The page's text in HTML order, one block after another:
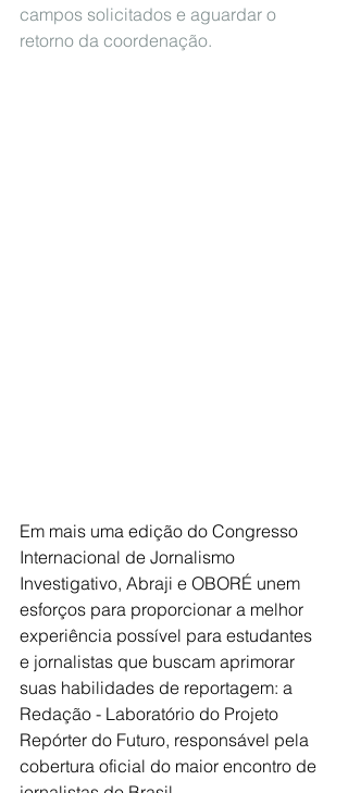
campos solicitados e aguardar o
retorno da coordenação.
Em mais uma edição do Congresso
Internacional de Jornalismo
Investigativo, Abraji e OBORÉ unem
esforços para proporcionar a melhor
experiência possível para estudantes
e jornalistas que buscam aprimorar
suas habilidades de reportagem: a
Redação - Laboratório do Projeto
Repórter do Futuro, responsável pela
cobertura oficial do maior encontro de